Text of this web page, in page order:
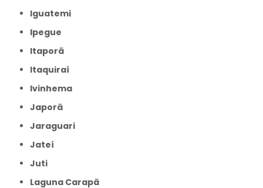
Iguatemi
Ipegue
Itaporã
Itaquiraí
Ivinhema
Japorã
Jaraguari
Jateí
Juti
Laguna Carapã